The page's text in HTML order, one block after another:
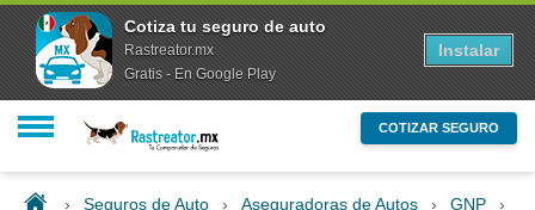
COTIZAR SEGURO
› Seguros de Auto › Aseguradoras de Autos › GNP ›
Cotiza tu seguro de auto
Rastreator.mx
Gratis - En Google Play
Instalar